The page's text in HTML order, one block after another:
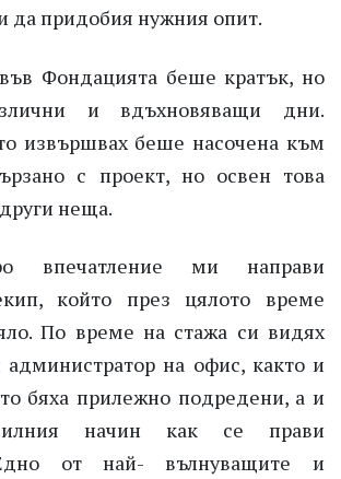
да придобия нужния опит.
Фондацията беше кратък, но
и вдъхновяващи дни.
извършвах беше насочена към
с проект, но освен това
неща.
впечатление ми направи
който през цялото време
По време на стажа си видях
на офис, както и
бяха прилежно подредени, а и
начин как се прави
от най- вълнуващите и